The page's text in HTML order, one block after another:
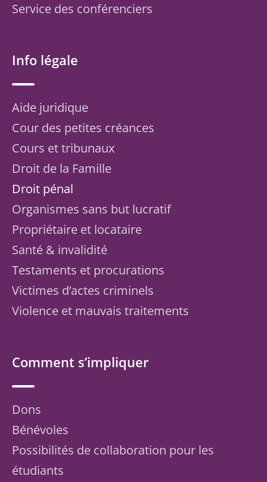
Service des conférenciers
Info légale
Aide juridique
Cour des petites créances
Cours et tribunaux
Droit de la Famille
Droit pénal
Organismes sans but lucratif
Propriétaire et locataire
Santé & invalidité
Testaments et procurations
Victimes d’actes criminels
Violence et mauvais traitements
Comment s’impliquer
Dons
Bénévoles
Possibilités de collaboration pour les
étudiants